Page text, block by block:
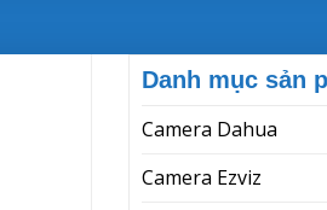
Danh mục sản
Camera Dahua
Camera Ezviz